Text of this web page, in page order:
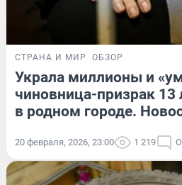
СТРАНА И МИР ОБЗОР
Украла миллионы и
чиновница-призрак 13
в родном городе.
20 февраля, 2026, 23:00 1 219